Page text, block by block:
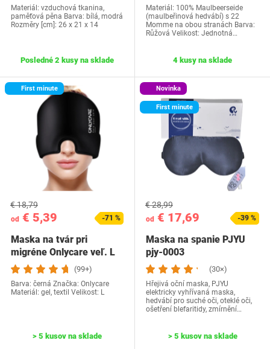
Materiál: vzduchová tkanina,
paměťová pěna Barva: bílá, modrá
Rozměry [cm]: 26 x 21 x 14
Posledné 2 kusy na sklade
Materiál: 100% Maulbeerseide
(maulbeřinová hedvábí) s 22
Momme na obou stranách Barva:
Růžová Velikost: Jednotná…
4 kusy na sklade
First minute
od € 5,39
€ 18,79
-71 %
Maska na tvár pri
migréne Onlycare veľ. L
(99+)
Barva: černá Značka: Onlycare
Materiál: gel, textil Velikost: L
> 5 kusov na sklade
Novinka
First minute
od € 17,69
€ 28,99
-39 %
Maska na spanie PJYU
pjy-0003
(30×)
Hřejivá oční maska, PJYU
elektricky vyhřívaná maska,
hedvábí pro suché oči, oteklé oči,
ošetření blefaritidy, zmírnění…
> 5 kusov na sklade